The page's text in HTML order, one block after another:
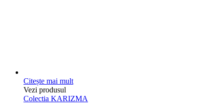
Citește mai mult
Vezi produsul
Colectia KARIZMA